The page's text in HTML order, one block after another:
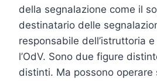
della segnalazione come il
destinatario delle
responsabile dell’istruttoria
l’OdV. Sono due figure
distinti. Ma possono operare